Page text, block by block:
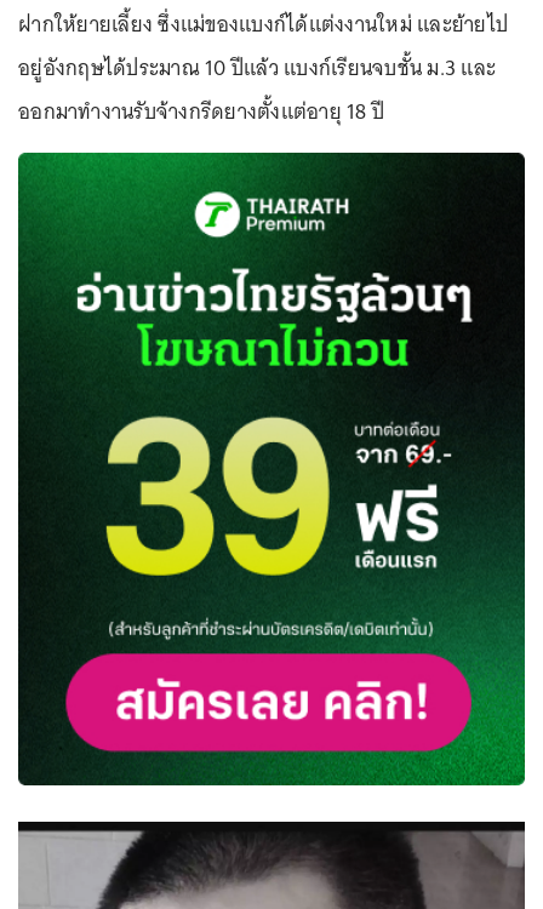
ฝากให้ยายเลี้ยง ซึ่งแม่ของแบงก์ได้แต่งงานใหม่ และย้ายไป
อยู่อังกฤษได้ประมาณ 10 ปีแล้ว แบงก์เรียนจบชั้น ม.3 และ
ออกมาทำงานรับจ้างกรีดยางตั้งแต่อายุ 18 ปี